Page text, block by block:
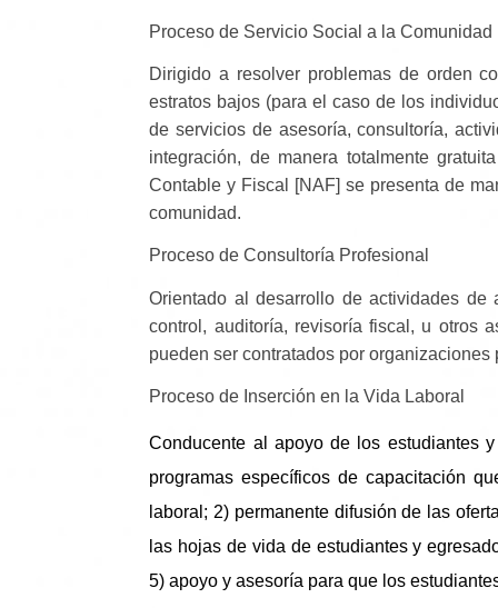
Proceso de Servicio Social a la Comunidad
Dirigido a resolver problemas de orden
estratos bajos (para el caso de los
de servicios de asesoría, consultoría,
integración, de manera totalmente
Contable y Fiscal [NAF] se presenta de
comunidad.
Proceso de Consultoría Profesional
Orientado al desarrollo de actividades de
control, auditoría, revisoría fiscal, u otros
pueden ser contratados por
Proceso de Inserción en la Vida Laboral
Conducente al apoyo de los estudiantes
programas específicos de capacitación
laboral; 2) permanente difusión de las
las hojas de vida de estudiantes y
5) apoyo y asesoría para que los